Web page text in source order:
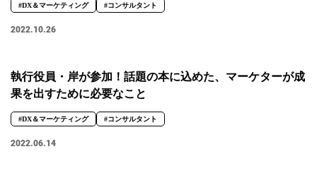
#DX＆マーケティング #コンサルタント
2022.10.26
執行役員・岸が参加！話題の本に込めた、マーケターが成
果を出すために必要なこと
#DX＆マーケティング #コンサルタント
2022.06.14